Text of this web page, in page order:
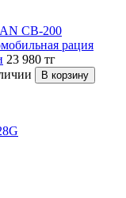
CB-200
рация
23 980 тг